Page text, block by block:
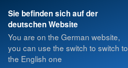
Sie befinden sich auf der
deutschen Website
You are on the German website,
you can use the switch to switch to
the English one